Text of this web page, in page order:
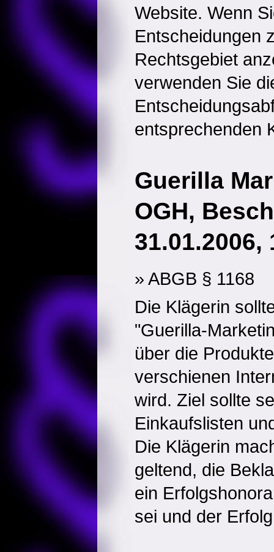
Website. Wenn
Entscheidungen
Rechtsgebiet
verwenden Sie
entsprechenden
Guerilla
OGH,
31.01.2006,
» ABGB § 1168
Die Klägerin
"Guerilla-
über die
verschienen
wird. Ziel sollte
Einkaufslisten
Die Klägerin
geltend, die
ein
sei und der